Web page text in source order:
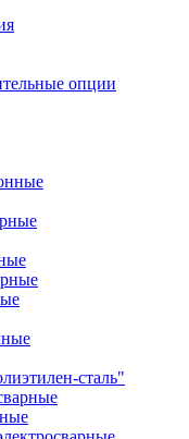
опции
сталь"